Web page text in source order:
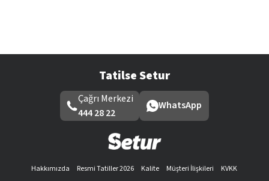
Tatilse Setur
Çağrı Merkezi
444 28 22
WhatsApp
Hakkımızda Resmi Tatiller 2026 Kalite Müşteri İlişkileri
KVKK